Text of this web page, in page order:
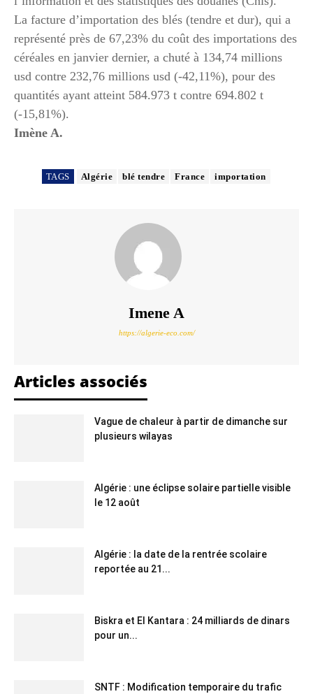
La facture d’importation des blés (tendre et dur), qui a
représenté près de 67,23% du coût des importations des
céréales en janvier dernier, a chuté à 134,74 millions
usd contre 232,76 millions usd (-42,11%), pour des
quantités ayant atteint 584.973 t contre 694.802 t
(-15,81%).
Imène A.
TAGS Algérie blé tendre France importation
Imene A
https://algerie-eco.com/
Articles associés
Vague de chaleur à partir de dimanche sur
plusieurs wilayas
Algérie : une éclipse solaire partielle visible
le 12 août
Algérie : la date de la rentrée scolaire
reportée au 21...
Biskra et El Kantara : 24 milliards de dinars
pour un...
SNTF : Modification temporaire du trafic